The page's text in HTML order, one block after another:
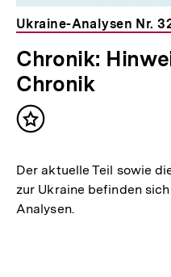
Ukraine-Analysen Nr.
Chronik:
Chronik
Inhalt
Der aktuelle Teil sowie
zur Ukraine befinden
Analysen.